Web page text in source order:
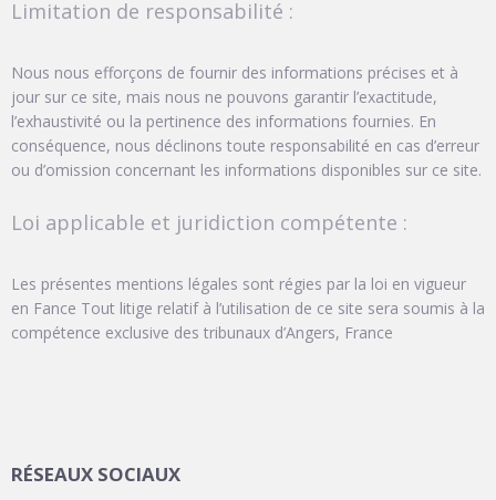
Limitation de responsabilité :
Nous nous efforçons de fournir des informations précises et à
jour sur ce site, mais nous ne pouvons garantir l’exactitude,
l’exhaustivité ou la pertinence des informations fournies. En
conséquence, nous déclinons toute responsabilité en cas d’erreur
ou d’omission concernant les informations disponibles sur ce site.
Loi applicable et juridiction compétente :
Les présentes mentions légales sont régies par la loi en vigueur
en Fance Tout litige relatif à l’utilisation de ce site sera soumis à la
compétence exclusive des tribunaux d’Angers, France
RÉSEAUX SOCIAUX